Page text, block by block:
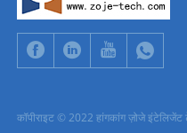
कॉपीराइट © 2022 हांगकांग ज़ोजे इंटेलिजेंट